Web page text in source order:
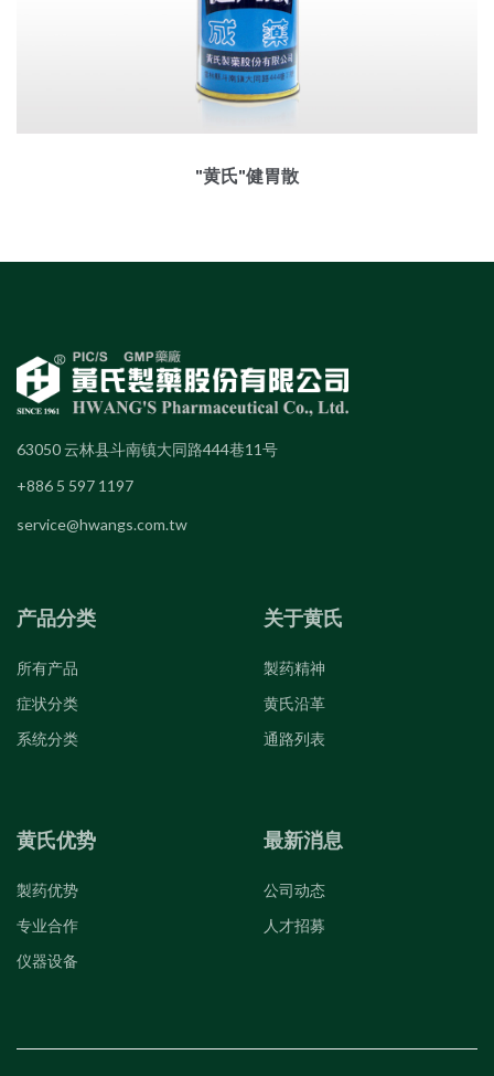
"黄氏"健胃散
63050 云林县斗南镇大同路444巷11号
+886 5 597 1197
service@hwangs.com.tw
产品分类
所有产品
症状分类
系统分类
关于黄氏
製药精神
黄氏沿革
通路列表
黄氏优势
製药优势
专业合作
仪器设备
最新消息
公司动态
人才招募